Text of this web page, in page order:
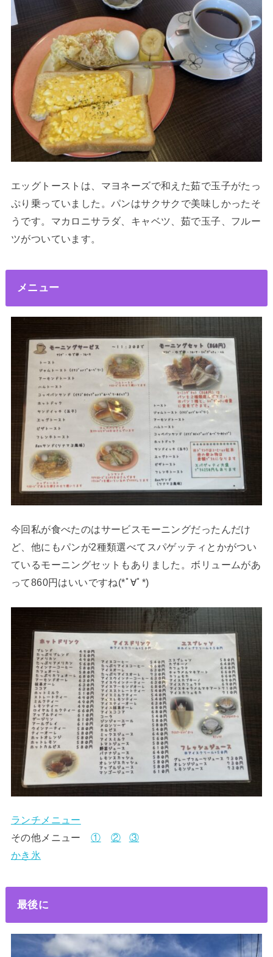
エッグトーストは、マヨネーズで和えた茹で玉子がたっ
ぷり乗っていました。パンはサクサクで美味しかったそ
うです。マカロニサラダ、キャベツ、茹で玉子、フルー
ツがついています。
メニュー
今回私が食べたのはサービスモーニングだったんだけ
ど、他にもパンが2種類選べてスパゲッティとかがつい
ているモーニングセットもありました。ボリュームがあ
って860円はいいですね(*ﾟ∀ﾟ*)
ランチメニュー
その他メニュー① ②
③
かき氷
最後に